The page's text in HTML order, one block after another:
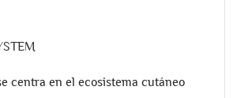
centra en el ecosistema cutáneo